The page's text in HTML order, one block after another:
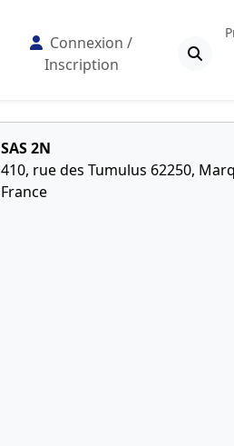
Connexion /
Inscription
SAS 2N
410, rue des Tumulus 62250,
France